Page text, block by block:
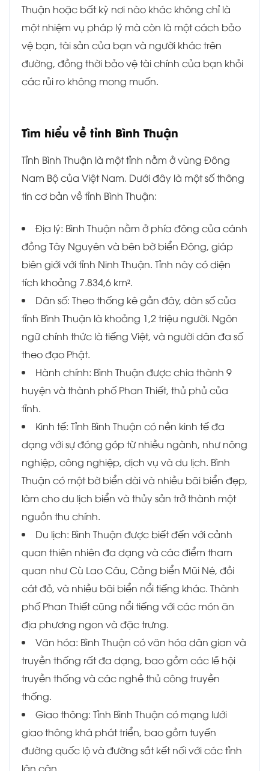
Thuận hoặc bất kỳ nơi nào khác không chỉ là
một nhiệm vụ pháp lý mà còn là một cách bảo
vệ bạn, tài sản của bạn và người khác trên
đường, đồng thời bảo vệ tài chính của bạn khỏi
các rủi ro không mong muốn.
Tìm hiểu về tỉnh Bình Thuận
Tỉnh Bình Thuận là một tỉnh nằm ở vùng Đông
Nam Bộ của Việt Nam. Dưới đây là một số thông
tin cơ bản về tỉnh Bình Thuận:
Địa lý: Bình Thuận nằm ở phía đông của cánh
đồng Tây Nguyên và bên bờ biển Đông, giáp
biên giới với tỉnh Ninh Thuận. Tỉnh này có diện
tích khoảng 7.834,6 km².
Dân số: Theo thống kê gần đây, dân số của
tỉnh Bình Thuận là khoảng 1,2 triệu người. Ngôn
ngữ chính thức là tiếng Việt, và người dân đa số
theo đạo Phật.
Hành chính: Bình Thuận được chia thành 9
huyện và thành phố Phan Thiết, thủ phủ của
tỉnh.
Kinh tế: Tỉnh Bình Thuận có nền kinh tế đa
dạng với sự đóng góp từ nhiều ngành, như nông
nghiệp, công nghiệp, dịch vụ và du lịch. Bình
Thuận có một bờ biển dài và nhiều bãi biển đẹp,
làm cho du lịch biển và thủy sản trở thành một
nguồn thu chính.
Du lịch: Bình Thuận được biết đến với cảnh
quan thiên nhiên đa dạng và các điểm tham
quan như Cù Lao Câu, Cảng biển Mũi Né, đồi
cát đỏ, và nhiều bãi biển nổi tiếng khác. Thành
phố Phan Thiết cũng nổi tiếng với các món ăn
địa phương ngon và đặc trưng.
Văn hóa: Bình Thuận có văn hóa dân gian và
truyền thống rất đa dạng, bao gồm các lễ hội
truyền thống và các nghề thủ công truyền
thống.
Giao thông: Tỉnh Bình Thuận có mạng lưới
giao thông khá phát triển, bao gồm tuyến
đường quốc lộ và đường sắt kết nối với các tỉnh
lân cận.